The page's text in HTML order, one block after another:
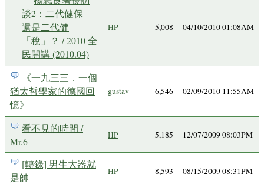
談2：二代健保
還是二代健
「稅」？ / 2010 全
民開講 (2010.04)
HP 5,008 04/10/2010 01:08AM
《一九三三．一個
猶太哲學家的德國回
憶》
gustav 6,546 02/09/2010 11:55AM
看不見的時間 /
Mr.6
HP 5,185 12/07/2009 08:03PM
[轉錄] 男生大器就
是帥
HP 8,593 08/15/2009 08:31PM